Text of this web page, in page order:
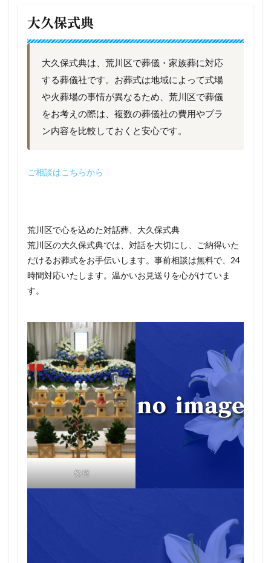
大久保式典
大久保式典は、荒川区で葬儀・家族葬に対応
する葬儀社です。お葬式は地域によって式場
や火葬場の事情が異なるため、荒川区で葬儀
をお考えの際は、複数の葬儀社の費用やプラ
ン内容を比較しておくと安心です。
ご相談はこちらから
荒川区で心を込めた対話葬、大久保式典
荒川区の大久保式典では、対話を大切にし、ご納得いた
だけるお葬式をお手伝いします。事前相談は無料で、24
時間対応いたします。温かいお見送りを心がけていま
す。
祭壇